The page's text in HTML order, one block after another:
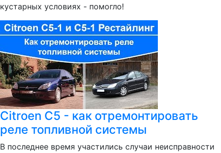
кустарных условиях - помогло!
Citroen C5 - как отремонтировать
реле топливной системы
В последнее время участились случаи неисправности